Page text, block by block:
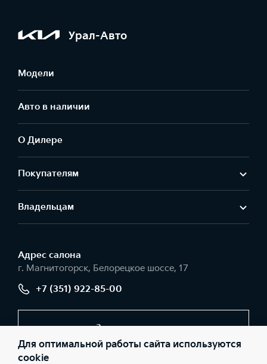
Урал-Авто
Модели
Авто в наличии
О Дилере
Покупателям
Владельцам
Адрес салонa
г. Магнитогорск, Белорецкое шоссе, 17
+7 (351) 922-85-00
Заказать звонок
Для оптимальной работы сайта используются
cookie